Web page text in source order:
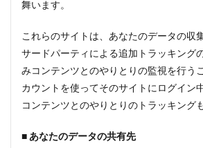
舞います。
これらのサイトは、あなたのデータの収
サードパーティによる追加トラッキング
みコンテンツとのやりとりの監視を行う
カウントを使ってそのサイトにログイン
コンテンツとのやりとりのトラッキング
■ あなたのデータの共有先